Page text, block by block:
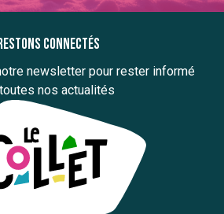
connectés
newsletter pour rester informé
nos actualités